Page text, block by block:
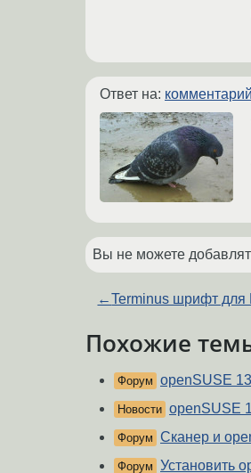
Ответ на: комментарий
Вы не можете
←Terminus шрифт для
Похожие
Форум openSUSE
Новости openSUSE
Форум Сканер и
Форум Установить